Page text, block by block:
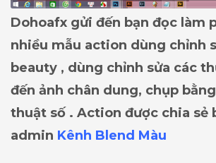
Dohoafx gửi đến bạn đọc làm
nhiều mẫu action dùng chỉnh
beauty , dùng chỉnh sửa các
đến ảnh chân dung, chụp
thuật số . Action được chia sẻ
admin Kênh Blend Màu